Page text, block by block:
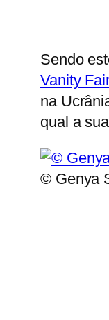
Sendo
Vanity Fair
na
qual a
© Genya